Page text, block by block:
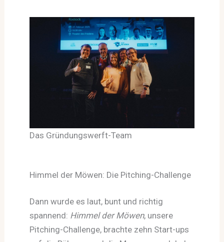
Das Gründungswerft-Team
Himmel der Möwen: Die Pitching-Challenge
Dann wurde es laut, bunt und richtig
spannend: Himmel der Möwen, unsere
Pitching-Challenge, brachte zehn Start-ups